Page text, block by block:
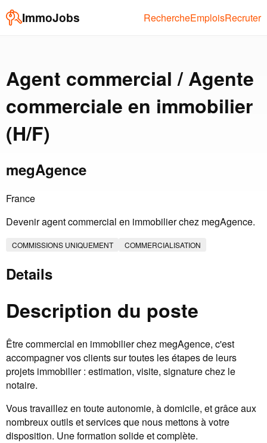
ImmoJobs RechercheEmploisRecruter
Agent commercial / Agente
commerciale en immobilier
(H/F)
megAgence
France
Devenir agent commercial en immobilier chez megAgence.
COMMISSIONS UNIQUEMENT COMMERCIALISATION
Details
Description du poste
Être commercial en immobilier chez megAgence, c'est
accompagner vos clients sur toutes les étapes de leurs
projets immobilier : estimation, visite, signature chez le
notaire.
Vous travaillez en toute autonomie, à domicile, et grâce aux
nombreux outils et services que nous mettons à votre
disposition. Une formation solide et complète.